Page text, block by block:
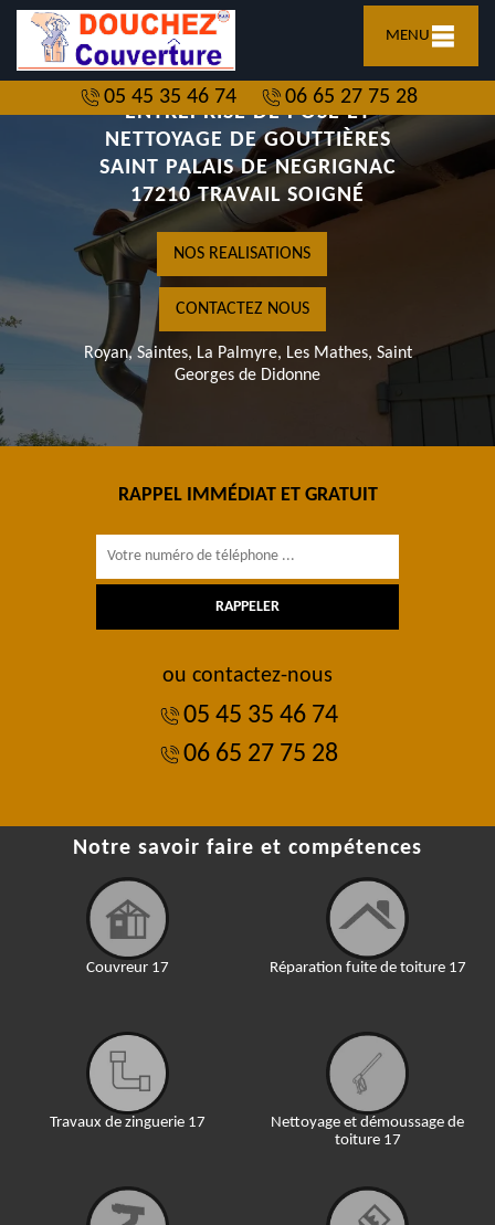
MENU
05 45 35 46 74 06 65 27 75 28
ENTREPRISE DE POSE ET
NETTOYAGE DE GOUTTIÈRES
SAINT PALAIS DE NEGRIGNAC
17210 TRAVAIL SOIGNÉ
NOS REALISATIONS
CONTACTEZ NOUS
Royan, Saintes, La Palmyre, Les Mathes, Saint
Georges de Didonne
RAPPEL IMMÉDIAT ET GRATUIT
ou contactez-nous
05 45 35 46 74
06 65 27 75 28
Notre savoir faire et compétences
Couvreur 17
Travaux de zinguerie 17
Réparation fuite de toiture 17
Nettoyage et démoussage de
toiture 17